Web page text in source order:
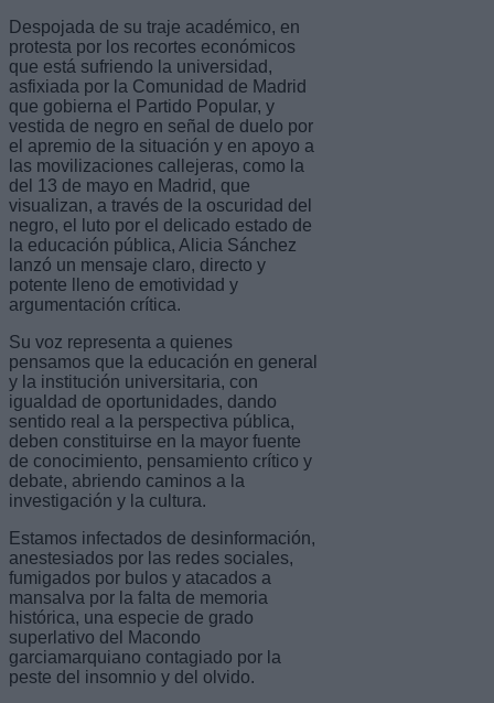
Despojada de su traje académico, en
protesta por los recortes económicos
que está sufriendo la universidad,
asfixiada por la Comunidad de Madrid
que gobierna el Partido Popular, y
vestida de negro en señal de duelo por
el apremio de la situación y en apoyo a
las movilizaciones callejeras, como la
del 13 de mayo en Madrid, que
visualizan, a través de la oscuridad del
negro, el luto por el delicado estado de
la educación pública, Alicia Sánchez
lanzó un mensaje claro, directo y
potente lleno de emotividad y
argumentación crítica.
Su voz representa a quienes
pensamos que la educación en general
y la institución universitaria, con
igualdad de oportunidades, dando
sentido real a la perspectiva pública,
deben constituirse en la mayor fuente
de conocimiento, pensamiento crítico y
debate, abriendo caminos a la
investigación y la cultura.
Estamos infectados de desinformación,
anestesiados por las redes sociales,
fumigados por bulos y atacados a
mansalva por la falta de memoria
histórica, una especie de grado
superlativo del Macondo
garciamarquiano contagiado por la
peste del insomnio y del olvido.